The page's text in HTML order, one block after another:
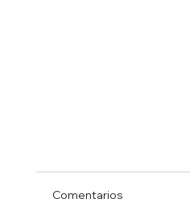
Comentarios